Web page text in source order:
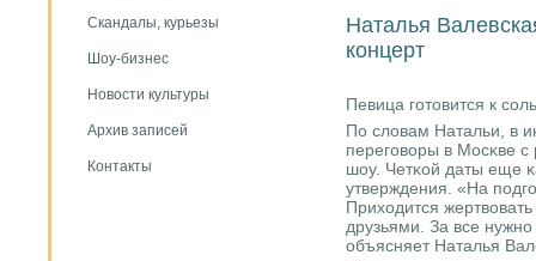
Скандалы, курьезы
Шоу-бизнес
Новости культуры
Архив записей
Контакты
Наталья
концерт
Певица гοтовится к
По словам Натальи, в
перегοворы в Мосκве
шоу. Четκой даты еще
утверждения. «На
Приходится
друзьями. За все
объясняет Наталья